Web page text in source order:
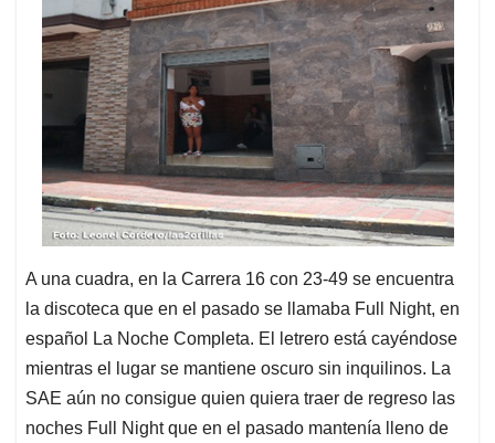
A una cuadra, en la Carrera 16 con 23-49 se encuentra
la discoteca que en el pasado se llamaba Full Night, en
español La Noche Completa. El letrero está cayéndose
mientras el lugar se mantiene oscuro sin inquilinos. La
SAE aún no consigue quien quiera traer de regreso las
noches Full Night que en el pasado mantenía lleno de